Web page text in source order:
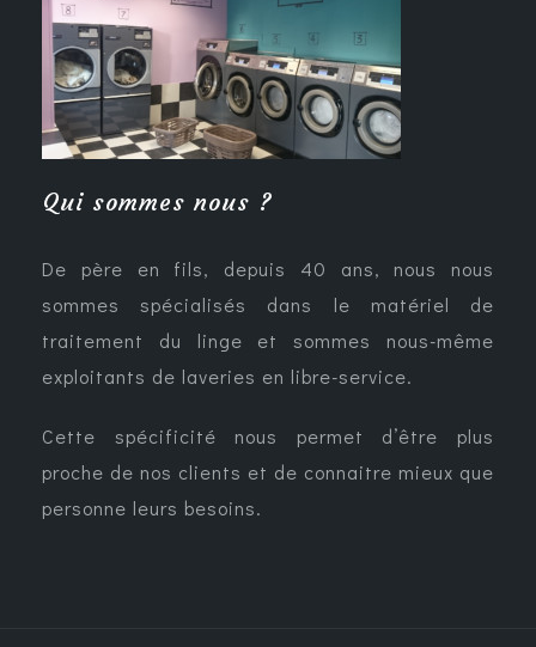
Qui sommes nous ?
De père en fils, depuis 40 ans, nous nous
sommes spécialisés dans le matériel de
traitement du linge et sommes nous-même
exploitants de laveries en libre-service.
Cette spécificité nous permet d’être plus
proche de nos clients et de connaitre mieux que
personne leurs besoins.